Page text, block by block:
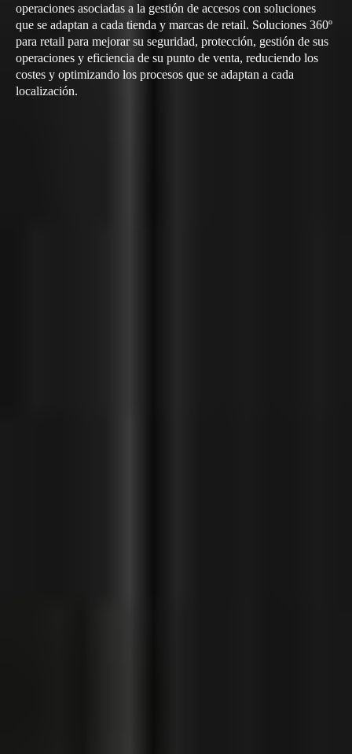
operaciones asociadas a la gestión de accesos con soluciones
que se adaptan a cada tienda y marcas de retail. Soluciones 360º
para retail para mejorar su seguridad, protección, gestión de sus
operaciones y eficiencia de su punto de venta, reduciendo los
costes y optimizando los procesos que se adaptan a cada
localización.